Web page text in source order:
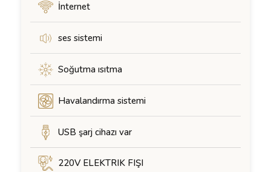
İnternet
ses sistemi
Soğutma ısıtma
Havalandırma sistemi
USB şarj cihazı var
220V ELEKTRIK FIŞI